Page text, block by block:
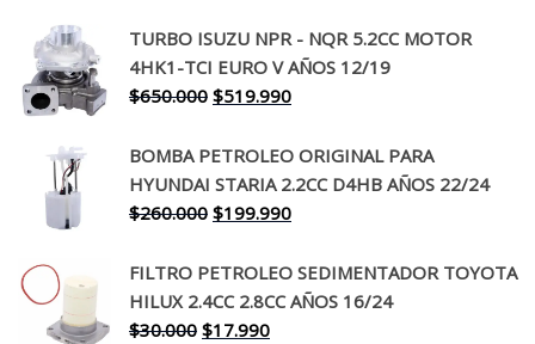
original
era:
$130.000.
actual
es:
$94.990.
TURBO ISUZU NPR - NQR 5.2CC MOTOR
4HK1-TCI EURO V AÑOS 12/19
$650.000 El
original
era:
$650.000.
$519.990El
actual
es:
$519.990.
BOMBA PETROLEO ORIGINAL PARA
HYUNDAI STARIA 2.2CC D4HB AÑOS 22/24
$260.000 El
original
era:
$260.000.
$199.990El
actual
es:
FILTRO PETROLEO SEDIMENTADOR TOYOTA
HILUX 2.4CC 2.8CC AÑOS 16/24
$30.000 El
$17.990El